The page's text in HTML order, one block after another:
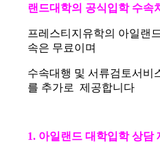
랜드대학의 공식입학 수속
프레스티지유학의 아일랜
속은 무료이며
수속대행 및 서류검토서비
를 추가로 제공합니다
1. 아일랜드 대학입학 상담